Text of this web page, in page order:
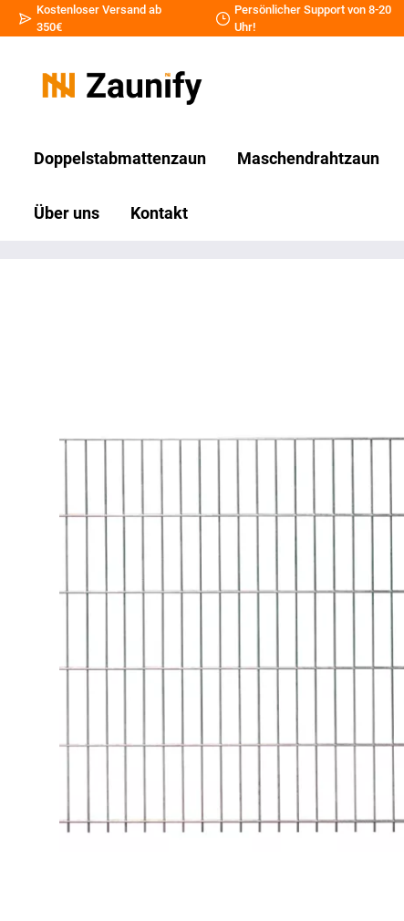
Kostenloser Versand ab
350€
Persönlicher Support von 8-20
Uhr!
Doppelstabmattenzaun Maschendrahtzaun
Über uns Kontakt